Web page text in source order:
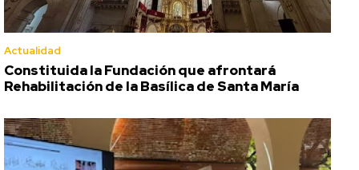
Actualidad
Constituida la Fundación que afrontará
Rehabilitación de la Basílica de Santa María